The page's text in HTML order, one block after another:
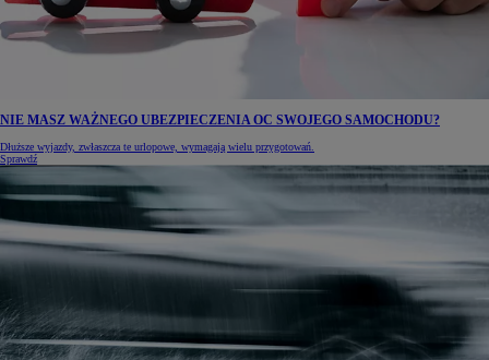
NIE MASZ WAŻNEGO UBEZPIECZENIA OC SWOJEGO SAMOCHODU?
Dłuższe wyjazdy, zwłaszcza te urlopowe, wymagają wielu przygotowań.
Sprawdź